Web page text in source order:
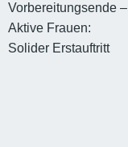
Vorbereitungsende –
Aktive Frauen:
Solider Erstauftritt